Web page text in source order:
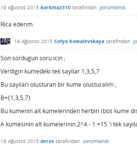
19 Ağustos 2015 korkmaz310 tarafından yorumlandı
Rica ederim.
19 Ağustos 2015 Sofya Kowalevskaya tarafından
Son sordugun soru icin ;
Verdigin kumedeki tek sayilar 1,3,5,7
Bu sayilari olusturan bir kume olusturalim ;
B={1,3,5,7}
Bu kumenin alt kumelerinden herbiri (bos kume
A kumesinin alt kumelerinin 2^4 - 1 =15 'i tek
19 Ağustos 2015 deres tarafından yorumlandı